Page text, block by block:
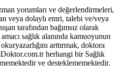
yorumları ve değerlendirmeleri,
veya dolaylı emri, talebi ve/veya
tarafından bağımsız olarak
sağlık alanında kamuoyunun
arttırmak, doktora
herhangi bir Sağlık
ve desteklememektedir.